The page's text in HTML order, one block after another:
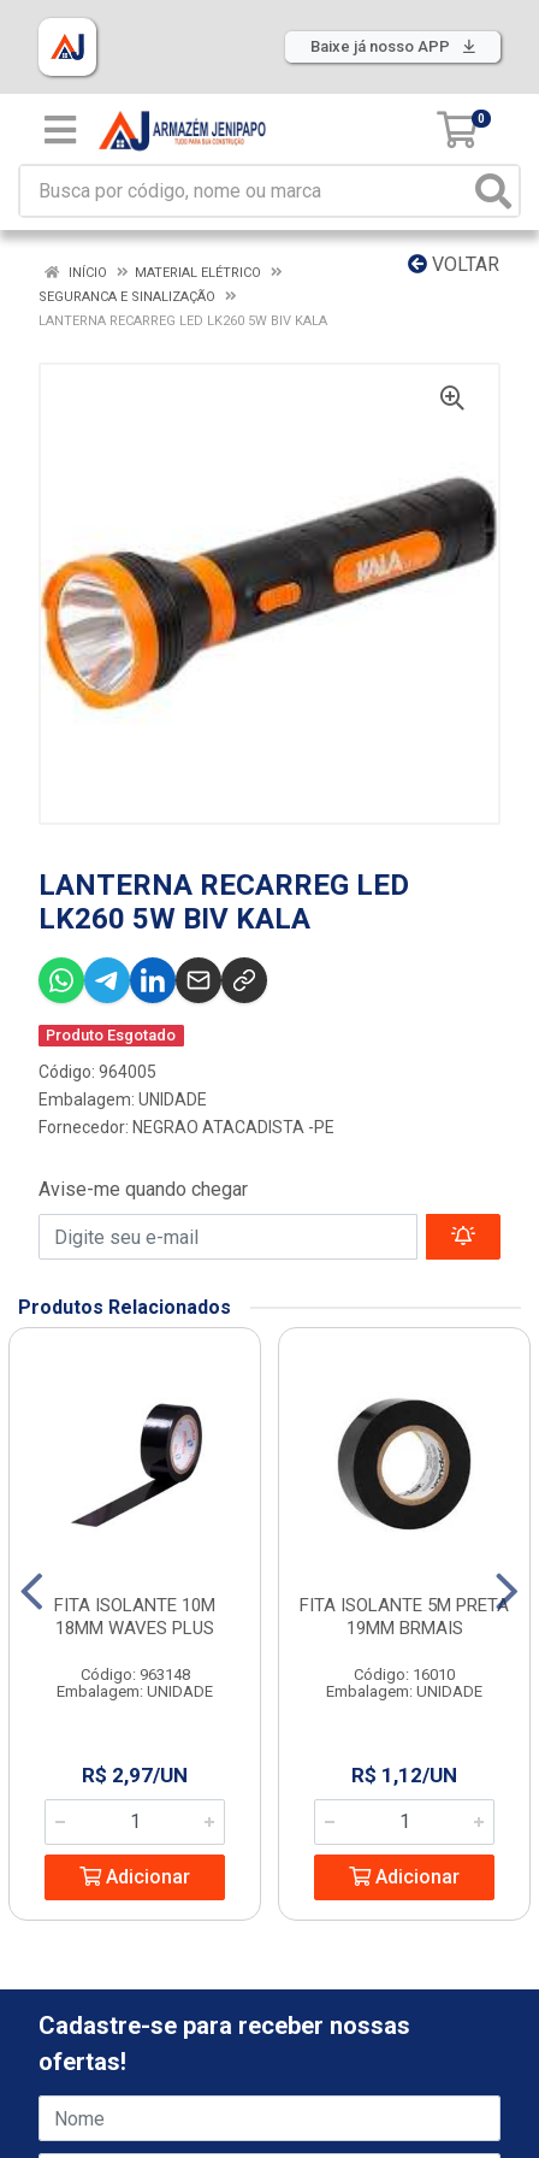
Baixe já nosso APP
0
VOLTAR
INÍCIO
MATERIAL ELÉTRICO
SEGURANCA E SINALIZAÇÃO
LANTERNA RECARREG LED LK260 5W BIV KALA
LANTERNA RECARREG LED
LK260 5W BIV KALA
Produto Esgotado
Código: 964005
Embalagem: UNIDADE
Fornecedor: NEGRAO ATACADISTA -PE
Avise-me quando chegar
Produtos Relacionados
FITA ISOLANTE 10M
18MM WAVES PLUS
Código: 963148
Embalagem: UNIDADE
R$ 2,97/UN
Adicionar
FITA ISOLANTE 5M PRETA
19MM BRMAIS
Código: 16010
Embalagem: UNIDADE
R$ 1,12/UN
Adicionar
Cadastre-se para receber nossas
ofertas!